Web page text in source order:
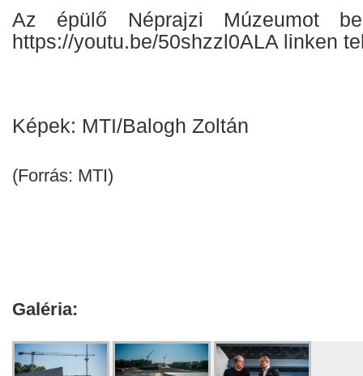
Az épülő Néprajzi Múzeumot
https://youtu.be/50shzzl0ALA linken
Képek: MTI/Balogh Zoltán
(Forrás: MTI)
Galéria: